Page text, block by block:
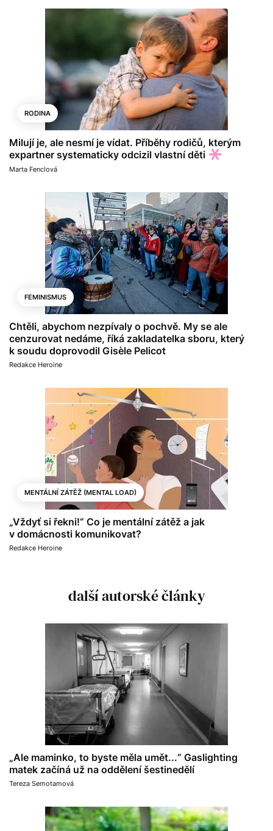
RODINA
Milují je, ale nesmí je vídat. Příběhy rodičů, kterým
expartner systematicky odcizil vlastní děti
Marta Fenclová
FEMINISMUS
Chtěli, abychom nezpívaly o pochvě. My se ale
cenzurovat nedáme, říká zakladatelka sboru, který
k soudu doprovodil Gisèle Pelicot
Redakce Heroine
MENTÁLNÍ ZÁTĚŽ (MENTAL LOAD)
„Vždyť si řekni!“ Co je mentální zátěž a jak
v domácnosti komunikovat?
Redakce Heroine
další autorské články
„Ale maminko, to byste měla umět...“ Gaslighting
matek začíná už na oddělení šestinedělí
Tereza Semotamová